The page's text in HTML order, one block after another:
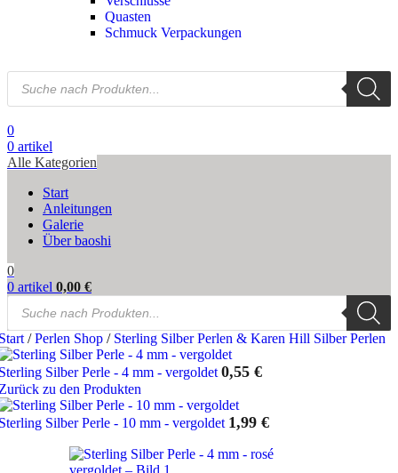
Quasten
Schmuck Verpackungen
Products
search
0
0 artikel
Alle Kategorien
Start
Anleitungen
Galerie
Über baoshi
0
0 artikel 0,00 €
Products
search
/ Perlen Shop / Sterling Silber Perlen & Karen Hill Silber Perlen
Silber Perle - 4 mm - vergoldet 0,55 €
zu den Produkten
Silber Perle - 10 mm - vergoldet 1,99 €